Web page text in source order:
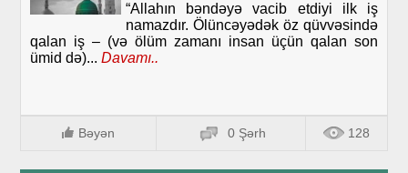
“Allahın bəndəyə vacib etdiyi ilk iş
namazdır. Ölüncəyədək öz qüvvəsində
qalan iş – (və ölüm zamanı insan üçün qalan son
ümid də)... Davamı..
Bəyən 0 Şərh 128